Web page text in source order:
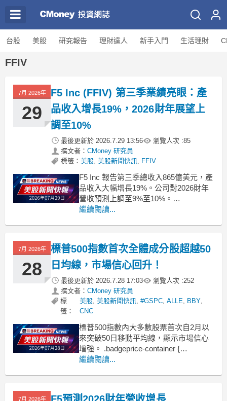
台股 美股 研究報告 理財達人 新手入門 生活理財
FFIV
7月 2026年
29
F5 Inc (FFIV) 第三季業績亮眼：產
品收入增長19%，2026財年展望上
調至10%
最後更新於 2026.7.29 13:56 瀏覽人次 :85
撰文者： CMoney 研究員
標籤： 美股, 美股新聞快訊, FFIV
F5 Inc 報告第三季總收入865億美元，產
品收入大幅增長19%。公司對2026財年
營收預測上調至9%至10%。
.badgeprice-container {
gap: 1rem !important;
繼續閱讀...
7月 2026年
28
標普500指數首次全體成分股超越50
日均線，市場信心回升！
最後更新於 2026.7.28 17:03 瀏覽人次 :252
撰文者： CMoney 研究員
標
籤：
美股,美股新聞快訊,#GSPC,ALLE, BBY,
CNC
標普500指數內大多數股票首次自2月以
來突破50日移動平均線，顯示市場信心
增強。 .badgeprice-container {
display: flex !important;
flex-wrap:
繼續閱讀...
7月 2026年